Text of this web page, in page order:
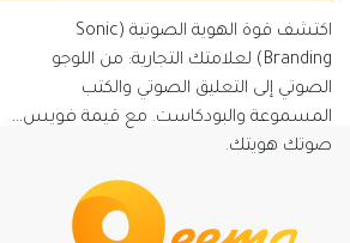
اكتشف قوة الهوية الصوتية (Sonic
Branding) لعلامتك التجارية: من اللوجو
الصوتي إلى التعليق الصوتي والكتب
المسموعة والبودكاست. مع قيمة فويس…
صوتك هويتك.